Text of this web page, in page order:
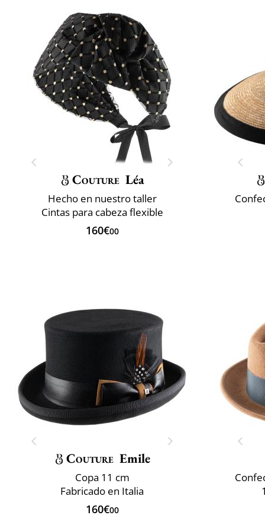
Couture Léa
Hecho en nuestro taller
Cintas para cabeza flexible
160€00
Couture Emile
Copa 11 cm
Fabricado en Italia
160€00